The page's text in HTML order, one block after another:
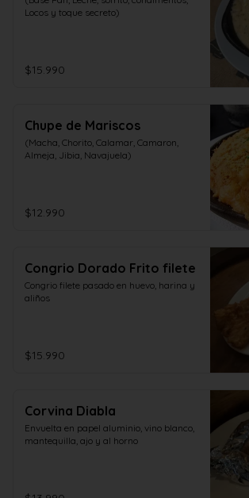
Locos y toque secreto)
$15.990
Chupe de Mariscos
(Macha, Chorito, Calamar, Camaron,
Almeja, Jibia, Navajuela)
$12.990
Congrio Dorado Frito filete
Congrio filete pasado en huevo, harina y
aliños
$15.990
Corvina Diabla
Envuelta en papel aluminio, vino blanco,
mantequilla, ajo y al horno